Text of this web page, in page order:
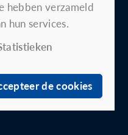
hebben verzameld
hun services.
de cookies